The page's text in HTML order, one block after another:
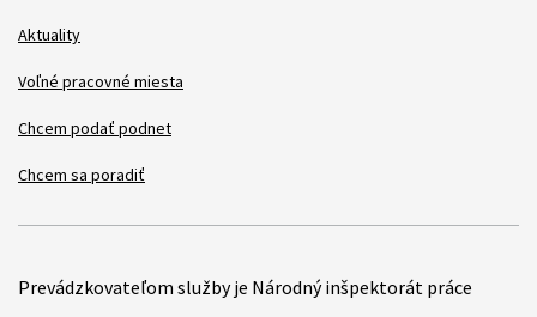
Aktuality
Voľné pracovné miesta
Chcem podať podnet
Chcem sa poradiť
Prevádzkovateľom služby je Národný inšpektorát práce